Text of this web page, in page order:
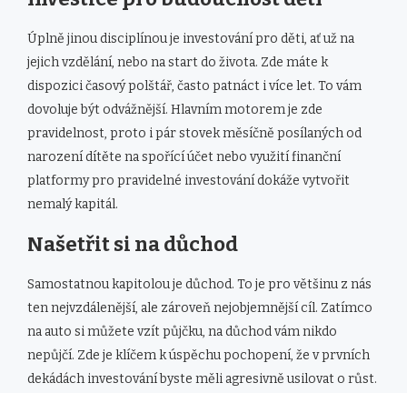
Úplně jinou disciplínou je investování pro děti, ať už na
jejich vzdělání, nebo na start do života. Zde máte k
dispozici časový polštář, často patnáct i více let. To vám
dovoluje být odvážnější. Hlavním motorem je zde
pravidelnost, proto i pár stovek měsíčně posílaných od
narození dítěte na spořící účet nebo využití finanční
platformy pro pravidelné investování dokáže vytvořit
nemalý kapitál.
Našetřit si na důchod
Samostatnou kapitolou je důchod. To je pro většinu z nás
ten nejvzdálenější, ale zároveň nejobjemnější cíl. Zatímco
na auto si můžete vzít půjčku, na důchod vám nikdo
nepůjčí. Zde je klíčem k úspěchu pochopení, že v prvních
dekádách investování byste měli agresivně usilovat o růst.